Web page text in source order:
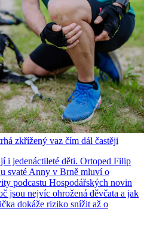
zkřížený vaz čím dál častěji
i jedenáctileté děti. Ortoped Filip
svaté Anny v Brně mluví o
podcastu Hospodářských novin
jsou nejvíc ohrožená děvčata a jak
dokáže riziko snížit až o